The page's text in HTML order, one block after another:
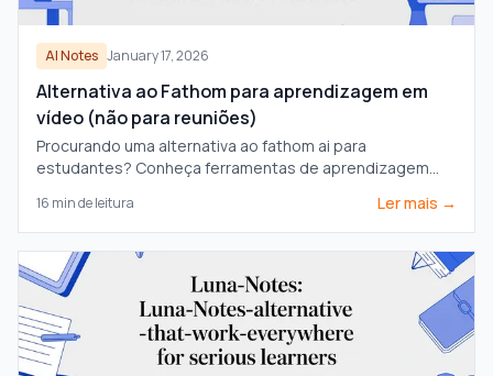
AI Notes January 17, 2026
Alternativa ao Fathom para aprendizagem em
vídeo (não para reuniões)
Procurando uma alternativa ao fathom ai para
estudantes? Conheça ferramentas de aprendizagem
transcrições, para YouTube e Coursera.
16 min de leitura Ler mais →